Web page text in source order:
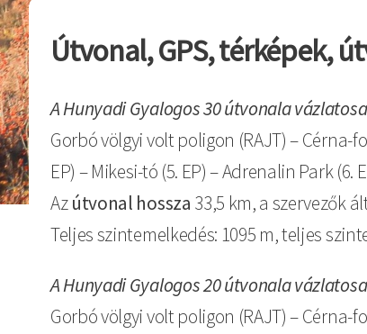
Útvonal, GPS, térképek,
A Hunyadi Gyalogos 30 útvonala
Gorbó völgyi volt poligon (RAJT) – Cérna-
EP) – Mikesi-tó (5. EP) – Adrenalin Park
Azútvonal hossza 33,5 km, a szervezők
Teljes szintemelkedés: 1095 m, teljes
A Hunyadi Gyalogos 20 útvonala
Gorbó völgyi volt poligon (RAJT) – Cérna-